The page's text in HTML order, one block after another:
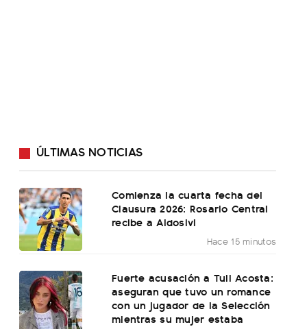
ÚLTIMAS NOTICIAS
Comienza la cuarta fecha del
Clausura 2026: Rosario Central
recibe a Aldosivi
Hace 15 minutos
Fuerte acusación a Tuli Acosta:
aseguran que tuvo un romance
con un jugador de la Selección
mientras su mujer estaba